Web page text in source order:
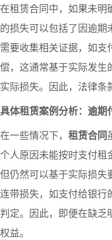
在租赁合同中，如果未明
的损失可以包括了因逾
需要收集相关证据，如
偿，这通常基于实际发生
实际损失。因此，法律
具体租赁案例分析：逾期
在一些情况下， 租赁合同
个人原因未能按时支付租
但仍然可以基于实际损失
连带损失，如支付给银行
判定。因此，即便在缺乏
权益。